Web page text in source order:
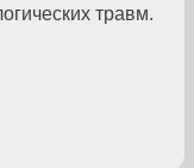
травм.